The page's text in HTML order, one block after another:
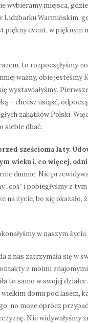
wybieramy miejsca,
Lidzbarku Warmińskim,
piękny event, w
to rozpoczęłyśmy
ważny, obie jesteśmy
wystawiałyśmy.
– chcesz usiąść,
zakątków Polski.
siebie dbać.
sześcioma laty.
wieku i, co więcej,
dumne. Nie
i pobiegłyśmy z
życie, bo się okazało,
w naszym
z nas zatrzymała się w
z moimi
to samo w swojej
domu pod lasem,
no może oprócz
Nie